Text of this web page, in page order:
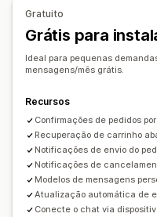
Descontos
Recomendações de
Atualizações de pedidos
Personalização
Cor e fonte Emojis e
Horário comercial
Botões de chat
Marcação
Flows de chat Avatar do
Gratuito
Grátis para
Ideal para pequenas
mensagens/mês grátis.
Recursos
Confirmações de pedidos
Recuperação de carrinho
Notificações de envio do
Notificações de
Modelos de mensagens
Atualização automática de
Conecte o chat via